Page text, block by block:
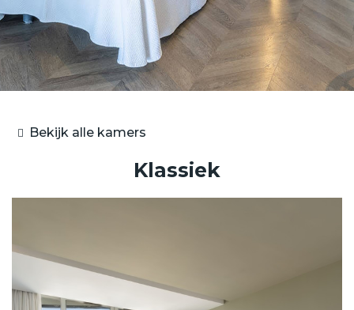
Bekijk alle kamers
Klassiek